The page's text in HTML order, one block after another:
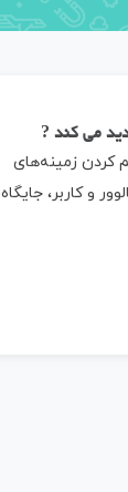
می کند ?
کردن زمینه‌های
و کاربر، جایگاه